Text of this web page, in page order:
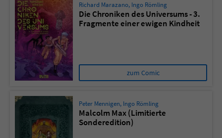
Richard Marazano, Ingo Römling
Die Chroniken des Universums - 3.
Fragmente einer ewigen Kindheit
zum Comic
Peter Mennigen, Ingo Römling
Malcolm Max (Limitierte
Sonderedition)